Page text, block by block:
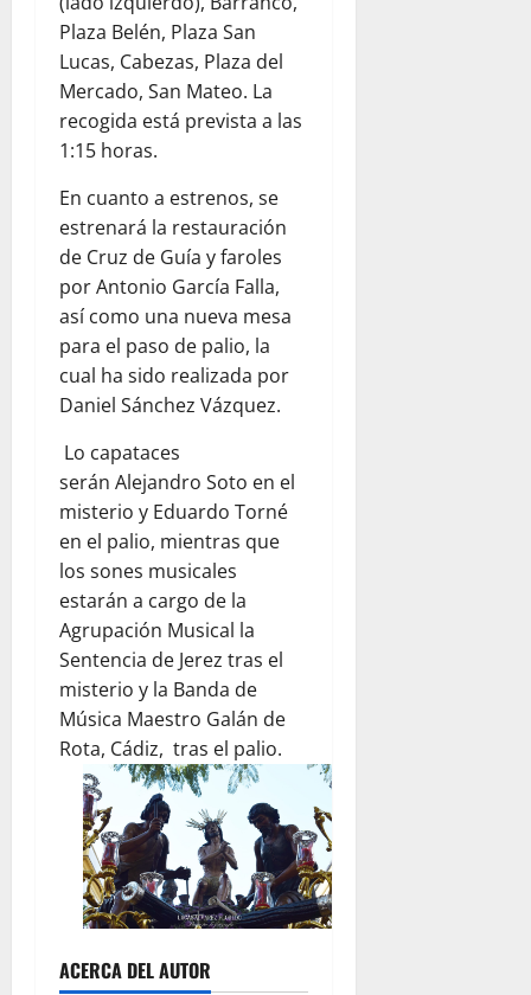
Plaza Belén, Plaza San
Lucas, Cabezas, Plaza del
Mercado, San Mateo. La
recogida está prevista a las
1:15 horas.
En cuanto a estrenos, se
estrenará la restauración
de Cruz de Guía y faroles
por Antonio García Falla,
así como una nueva mesa
para el paso de palio, la
cual ha sido realizada por
Daniel Sánchez Vázquez.
Lo capataces
serán Alejandro Soto en el
misterio y Eduardo Torné
en el palio, mientras que
los sones musicales
estarán a cargo de la
Agrupación Musical la
Sentencia de Jerez tras el
misterio y la Banda de
Música Maestro Galán de
Rota, Cádiz, tras el palio.
ACERCA DEL AUTOR